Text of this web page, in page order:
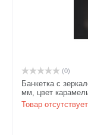
(0)
Банкетка с
мм, цвет
Товар